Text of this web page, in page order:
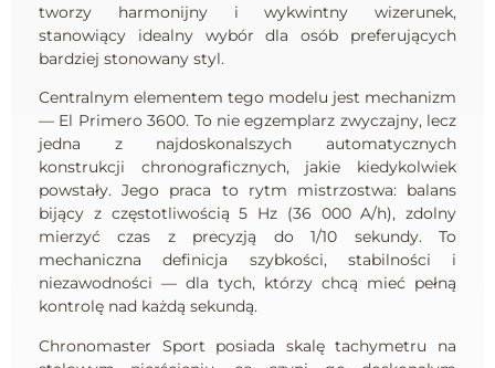
tworzy harmonijny i wykwintny wizerunek,
stanowiący idealny wybór dla osób preferujących
bardziej stonowany styl.
Centralnym elementem tego modelu jest mechanizm
— El Primero 3600. To nie egzemplarz zwyczajny, lecz
jedna z najdoskonalszych automatycznych
konstrukcji chronograficznych, jakie kiedykolwiek
powstały. Jego praca to rytm mistrzostwa: balans
bijący z częstotliwością 5 Hz (36 000 A/h), zdolny
mierzyć czas z precyzją do 1/10 sekundy. To
mechaniczna definicja szybkości, stabilności i
niezawodności — dla tych, którzy chcą mieć pełną
kontrolę nad każdą sekundą.
Chronomaster Sport posiada skalę tachymetru na